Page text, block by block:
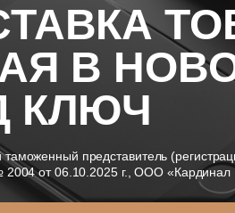
В
КЛЮЧ
представитель
от 06.10.2025 г., ООО «Кардинал